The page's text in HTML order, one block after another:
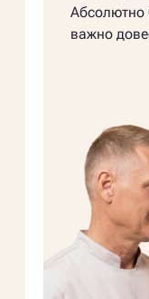
Абсолютно
важно